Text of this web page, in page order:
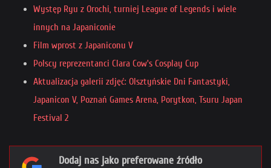
Występ Ryu z Orochi, turniej League of Legends i wiele
innych na Japaniconie
Film wprost z Japaniconu V
Polscy reprezentanci Clara Cow's Cosplay Cup
Aktualizacja galerii zdjęć: Olsztyńskie Dni Fantastyki,
Japanicon V, Poznań Games Arena, Porytkon, Tsuru Japan
Festival 2
Dodaj nas jako preferowane źródło